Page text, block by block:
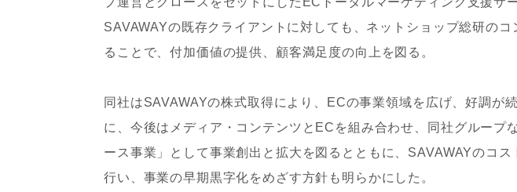
SAVAWAYの既存クライアントに対しても、ネットショップ総研の
ることで、付加価値の提供、顧客満足度の向上を図る。
同社はSAVAWAYの株式取得により、ECの事業領域を広げ、好調が
に、今後はメディア・コンテンツとECを組み合わせ、同社グループ
ース事業」として事業創出と拡大を図るとともに、SAVAWAYのコ
行い、事業の早期黒字化をめざす方針も明らかにした。